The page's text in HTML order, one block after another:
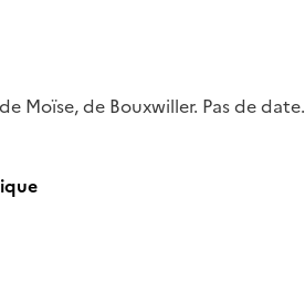
Moïse, de Bouxwiller. Pas de date.